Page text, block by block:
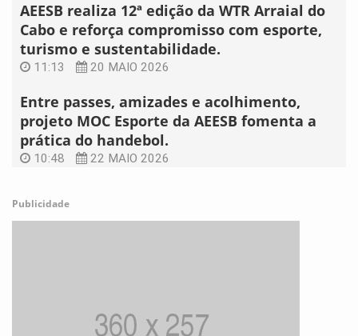
AEESB realiza 12ª edição da WTR Arraial do
Cabo e reforça compromisso com esporte,
turismo e sustentabilidade.
11:13 20 MAIO 2026
Entre passes, amizades e acolhimento,
projeto MOC Esporte da AEESB fomenta a
prática do handebol.
10:48 22 MAIO 2026
Publicidade